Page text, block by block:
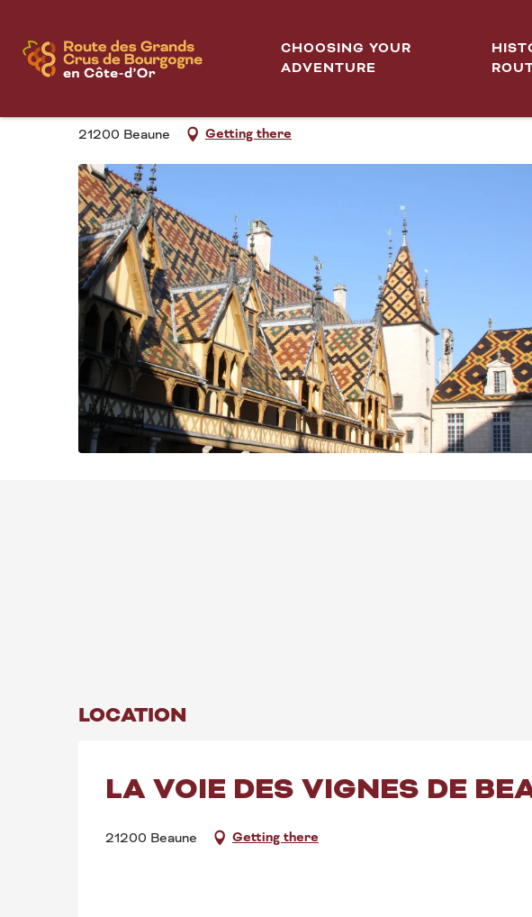
contenu
principal
CHOOSING YOUR
ADVENTURE
LA VOIE DES VIGNES DE
21200 Beaune Getting there
LOCATION
LA VOIE DES VIGNES DE
21200 Beaune Getting there